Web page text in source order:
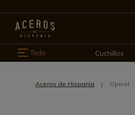
Todo Cuchillos
Aceros de Hispania Opinel